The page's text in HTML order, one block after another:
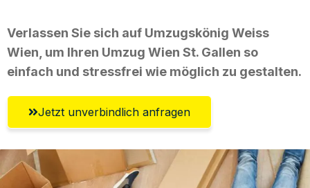
Verlassen Sie sich auf Umzugskönig Weiss
Wien, um Ihren Umzug Wien St. Gallen so
einfach und stressfrei wie möglich zu gestalten.
Jetzt unverbindlich anfragen